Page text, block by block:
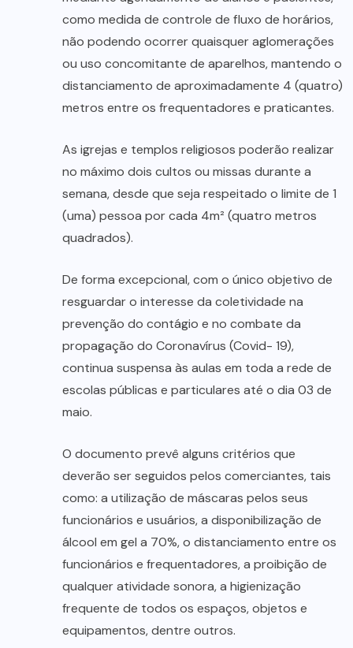
como medida de controle de fluxo de horários,
não podendo ocorrer quaisquer aglomerações
ou uso concomitante de aparelhos, mantendo o
distanciamento de aproximadamente 4 (quatro)
metros entre os frequentadores e praticantes.
As igrejas e templos religiosos poderão realizar
no máximo dois cultos ou missas durante a
semana, desde que seja respeitado o limite de 1
(uma) pessoa por cada 4m² (quatro metros
quadrados).
De forma excepcional, com o único objetivo de
resguardar o interesse da coletividade na
prevenção do contágio e no combate da
propagação do Coronavírus (Covid- 19),
continua suspensa às aulas em toda a rede de
escolas públicas e particulares até o dia 03 de
maio.
O documento prevê alguns critérios que
deverão ser seguidos pelos comerciantes, tais
como: a utilização de máscaras pelos seus
funcionários e usuários, a disponibilização de
álcool em gel a 70%, o distanciamento entre os
funcionários e frequentadores, a proibição de
qualquer atividade sonora, a higienização
frequente de todos os espaços, objetos e
equipamentos, dentre outros.